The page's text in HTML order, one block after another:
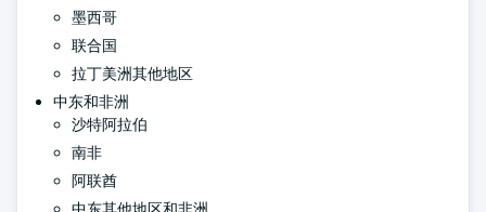
墨西哥
联合国
拉丁美洲其他地区
中东和非洲
沙特阿拉伯
南非
阿联酋